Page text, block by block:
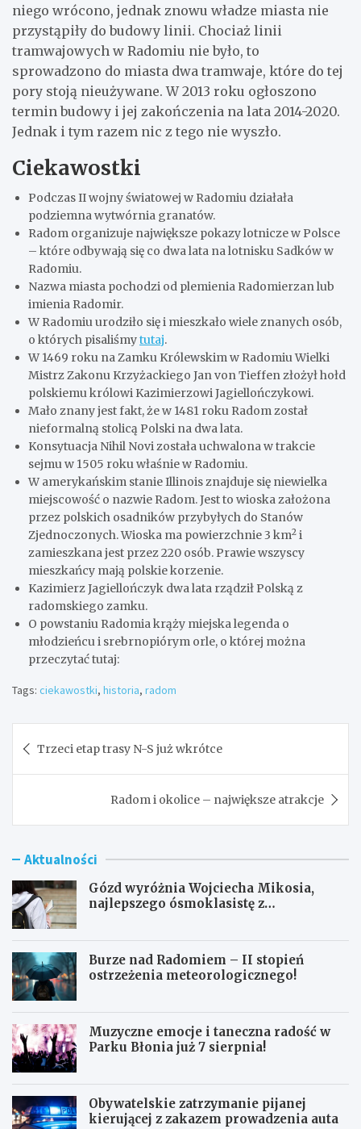
niego wrócono, jednak znowu władze miasta nie
przystąpiły do budowy linii. Chociaż linii
tramwajowych w Radomiu nie było, to
sprowadzono do miasta dwa tramwaje, które do tej
pory stoją nieużywane. W 2013 roku ogłoszono
termin budowy i jej zakończenia na lata 2014-2020.
Jednak i tym razem nic z tego nie wyszło.
Ciekawostki
Podczas II wojny światowej w Radomiu działała
podziemna wytwórnia granatów.
Radom organizuje największe pokazy lotnicze w Polsce
– które odbywają się co dwa lata na lotnisku Sadków w
Radomiu.
Nazwa miasta pochodzi od plemienia Radomierzan lub
imienia Radomir.
W Radomiu urodziło się i mieszkało wiele znanych osób,
o których pisaliśmytutaj.
W 1469 roku na Zamku Królewskim w Radomiu Wielki
Mistrz Zakonu Krzyżackiego Jan von Tieffen złożył hołd
polskiemu królowi Kazimierzowi Jagiellończykowi.
Mało znany jest fakt, że w 1481 roku Radom został
nieformalną stolicą Polski na dwa lata.
Konsytuacja Nihil Novi została uchwalona w trakcie
sejmu w 1505 roku właśnie w Radomiu.
W amerykańskim stanie Illinois znajduje się niewielka
miejscowość o nazwie Radom. Jest to wioska założona
przez polskich osadników przybyłych do Stanów
Zjednoczonych. Wioska ma powierzchnie 3 km2 i
zamieszkana jest przez 220 osób. Prawie wszyscy
mieszkańcy mają polskie korzenie.
Kazimierz Jagiellończyk dwa lata rządził Polską z
radomskiego zamku.
O powstaniu Radomia krąży miejska legenda o
młodzieńcu i srebrnopiórym orle, o której można
przeczytać tutaj:
Tags: ciekawostki, historia, radom
wpisu
Trzeci etap trasy N-S już wkrótce
Radom i okolice – największe atrakcje
Aktualności
Gózd wyróżnia Wojciecha Mikosia,
najlepszego ósmoklasistę z
Burze nad Radomiem – II stopień
ostrzeżenia meteorologicznego!
Muzyczne emocje i taneczna radość w
Parku Błonia już 7 sierpnia!
Obywatelskie zatrzymanie pijanej
kierującej z zakazem prowadzenia auta